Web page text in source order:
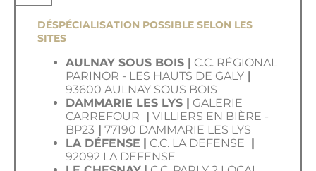
DÉSPÉCIALISATION POSSIBLE SELON LES
SITES
AULNAY SOUS BOIS |
C.C. RÉGIONAL
PARINOR - LES HAUTS DE GALY
93600 AULNAY SOUS BOIS
DAMMARIE LES LYS |
GALERIE
CARREFOUR
VILLIERS EN BIÈRE -
BP23
77190 DAMMARIE LES LYS
LA DÉFENSE
C.C. LA DEFENSE
92092 LA DEFENSE